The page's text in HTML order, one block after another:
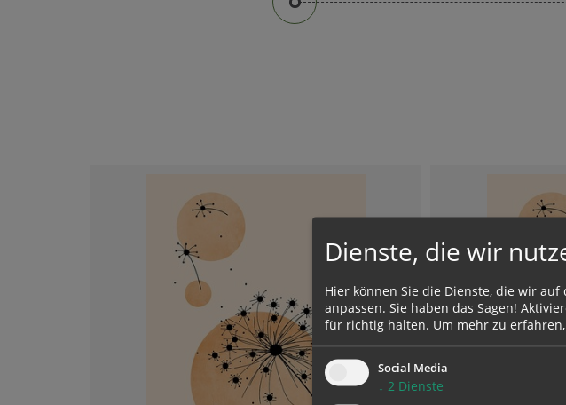
Dienste, die wir
Hier können Sie die Dienste, die wir
anpassen. Sie haben das Sagen!
für richtig halten. Um mehr zu
Social Media
↓ 2 Dienste